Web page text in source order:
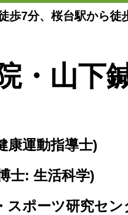
歩7分、桜台駅から徒
・山下
康運動指導士)
士: 生活科学)
スポーツ研究セ